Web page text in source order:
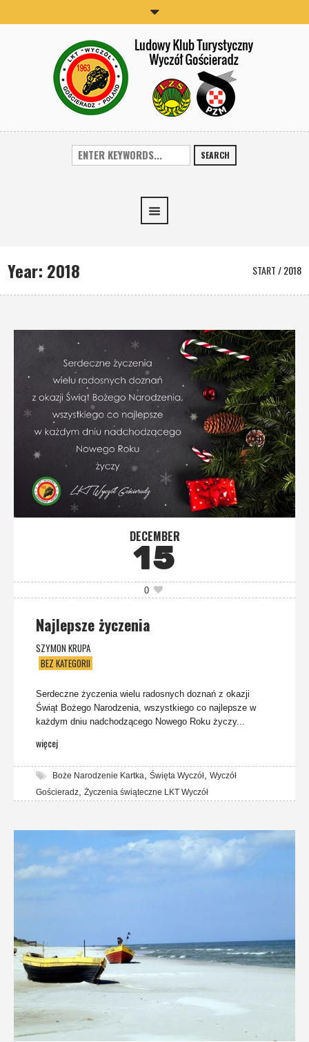
SEARCH
Year: 2018 START/2018
DECEMBER
15
0
Najlepsze życzenia
SZYMON KRUPA
BEZ KATEGORII
Serdeczne życzenia wielu radosnych doznań z okazji
Świąt Bożego Narodzenia, wszystkiego co najlepsze w
każdym dniu nadchodzącego Nowego Roku życzy...
więcej
Boże Narodzenie Kartka Święta Wyczół Wyczół
Gościeradz Życzenia świąteczne LKT Wyczół